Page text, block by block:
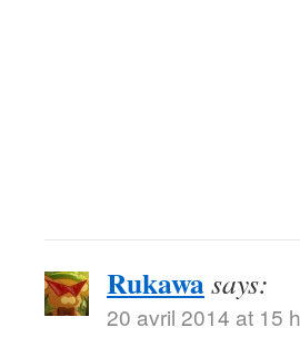
Rukawasays:
20 avril 2014 at 15